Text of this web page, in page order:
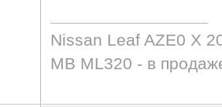
Nissan Leaf AZE0 X
MB ML320 - в